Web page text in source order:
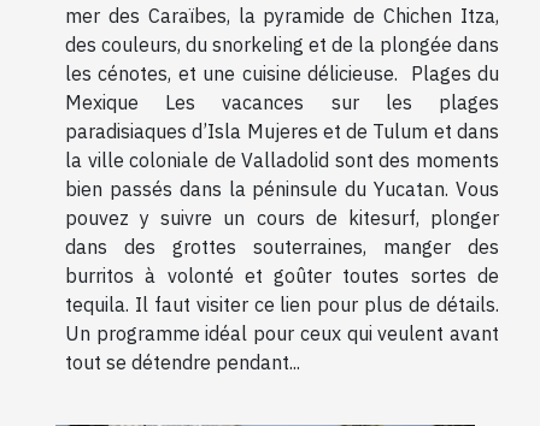
mer des Caraïbes, la pyramide de Chichen Itza,
des couleurs, du snorkeling et de la plongée dans
les cénotes, et une cuisine délicieuse. Plages du
Mexique Les vacances sur les plages
paradisiaques d’Isla Mujeres et de Tulum et dans
la ville coloniale de Valladolid sont des moments
bien passés dans la péninsule du Yucatan. Vous
pouvez y suivre un cours de kitesurf, plonger
dans des grottes souterraines, manger des
burritos à volonté et goûter toutes sortes de
tequila. Il faut visiter ce lien pour plus de détails.
Un programme idéal pour ceux qui veulent avant
tout se détendre pendant...